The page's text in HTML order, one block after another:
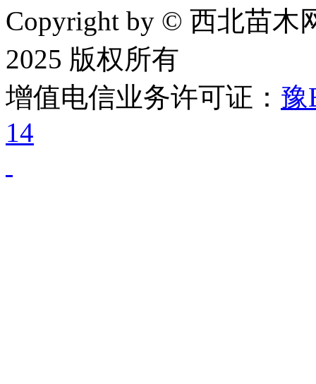
Copyright by © 西北苗木
2025 版权所有
增值电信业务许可证： 豫
14